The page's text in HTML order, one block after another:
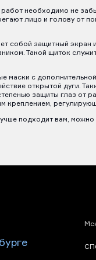
необходимо не
лицо и голову от
собой защитный экран
Такой щиток
маски с
открытой дуги.
защиты глаз от
креплением,
подходит вам,